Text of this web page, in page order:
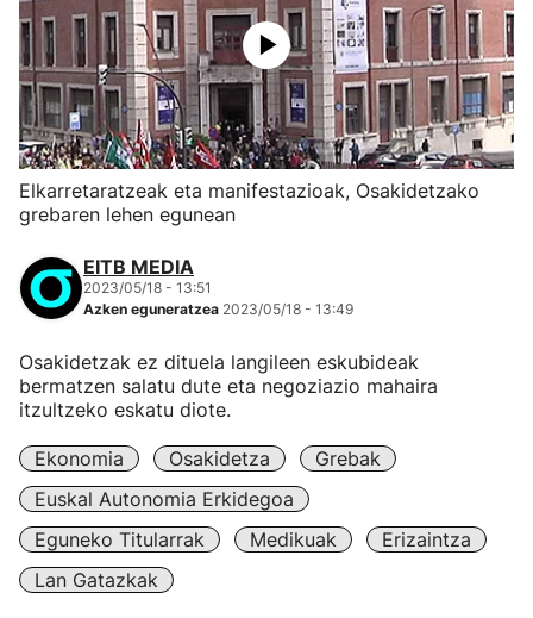
Elkarretaratzeak eta manifestazioak, Osakidetzako
grebaren lehen egunean
EITB MEDIA
2023/05/18 - 13:51
Azken eguneratzea 2023/05/18 - 13:49
Osakidetzak ez dituela langileen eskubideak
bermatzen salatu dute eta negoziazio mahaira
itzultzeko eskatu diote.
Ekonomia Osakidetza
Grebak
Euskal Autonomia Erkidegoa
Eguneko Titularrak
Medikuak
Erizaintza
Lan Gatazkak